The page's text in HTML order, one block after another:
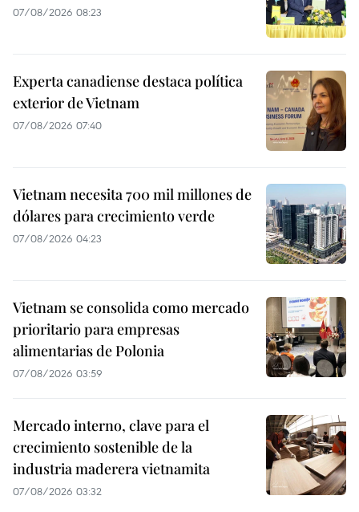
07/08/2026 08:23
Experta canadiense destaca política
exterior de Vietnam
07/08/2026 07:40
Vietnam necesita 700 mil millones de
dólares para crecimiento verde
07/08/2026 04:23
Vietnam se consolida como mercado
prioritario para empresas
alimentarias de Polonia
07/08/2026 03:59
Mercado interno, clave para el
crecimiento sostenible de la
industria maderera vietnamita
07/08/2026 03:32